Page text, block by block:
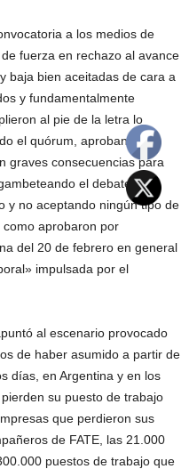
a los medios de
fuerza en rechazo al avance
baja bien aceitadas de cara a
y fundamentalmente
al pie de la letra lo
el quórum, aprobando sin
graves consecuencias para
el debate por
y no aceptando ningún tipo de
aprobaron por
del 20 de febrero en general
impulsada por el
al escenario provocado
de haber asumido a partir de
días, en Argentina y en los
su puesto de trabajo
que perdieron sus
de FATE, las 21.000
puestos de trabajo que